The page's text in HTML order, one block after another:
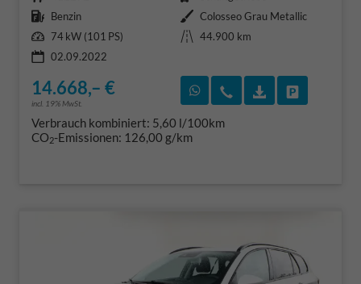
Kraftstoff Benzin Außenfarbe Colosseo Grau Metallic
Leistung 74 kW (101 PS) Kilometerstand
44.900 km
02.09.2022
14.668,– €
incl. 19% MwSt.
Rückruf vereinbaren
Wir rufen Sie an
Verbrauch kombiniert: 5,60 l/100km
CO2-Emissionen: 126,00 g/km